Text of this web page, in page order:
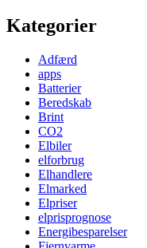
Kategorier
Adfærd
apps
Batterier
Beredskab
Brint
CO2
Elbiler
elforbrug
Elhandlere
Elmarked
Elpriser
elprisprognose
Energibesparelser